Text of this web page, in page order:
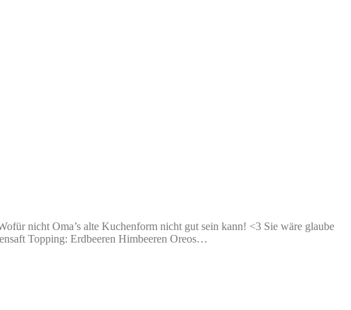
nicht Oma’s alte Kuchenform nicht gut sein kann! <3 Sie wäre glaube
Topping: Erdbeeren Himbeeren Oreos…